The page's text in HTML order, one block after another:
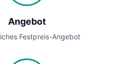
Angebot
Festpreis-Angebot